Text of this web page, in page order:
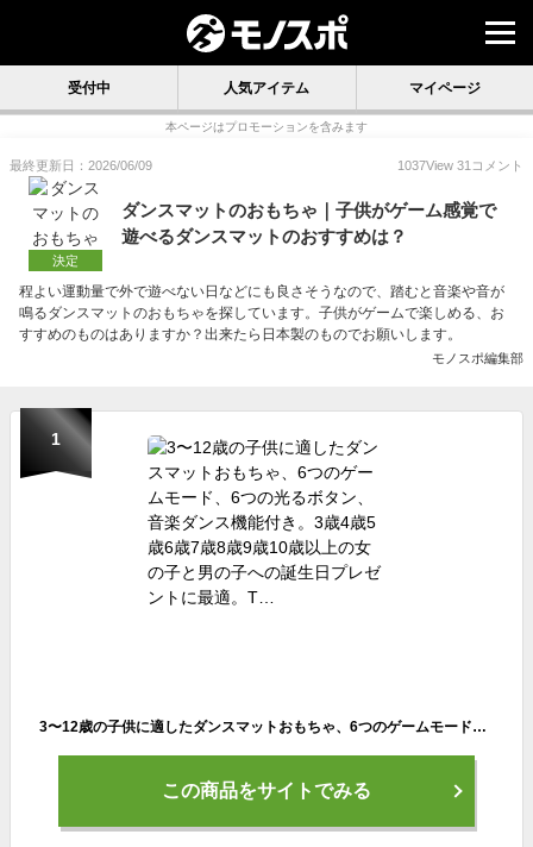
受付中 人気アイテム マイページ
本ページはプロモーションを含みます
最終更新日：2026/06/09 1037View 31 コメント
決定
ダンスマットのおもちゃ｜子供がゲーム感覚で
遊べるダンスマットのおすすめは？
程よい運動量で外で遊べない日などにも良さそうなので、踏むと音楽や音が
鳴るダンスマットのおもちゃを探しています。子供がゲームで楽しめる、お
すすめのものはありますか？出来たら日本製のものでお願いします。
モノスポ編集部
1
3〜12歳の子供に適したダンスマットおもちゃ、6つのゲームモード、6つの光るボタン、音楽ダンス機能付き。3歳4歳5歳6歳7歳8歳9歳10歳以上の女の子と男の子への誕生日プレゼントに最適。T…
この商品をサイトでみる